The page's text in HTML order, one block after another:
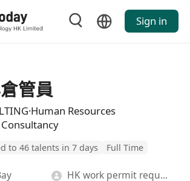
Sign in
管員
Resources
to 46 talents in 7 days Full Time
HK work permit required